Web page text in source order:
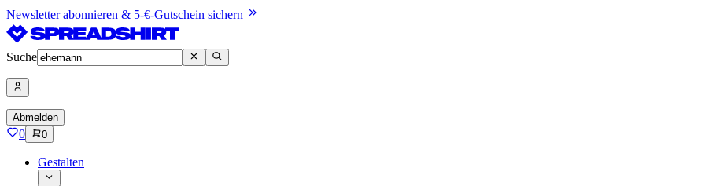
Newsletter abonnieren & 5-€-Gutschein sichern
Suche
Abmelden
0 0
Gestalten